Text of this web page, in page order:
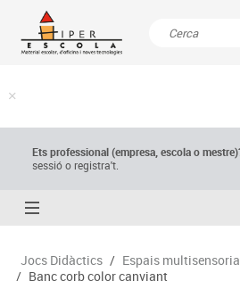
Ets professional (empresa,escola o mestre)
sessió o registra't.
Jocs Didàctics / Espais
/ Banc corb color canviant